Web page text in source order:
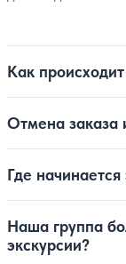
Как
Отмена заказа
Где начинается
Наша группа
экскурсии?